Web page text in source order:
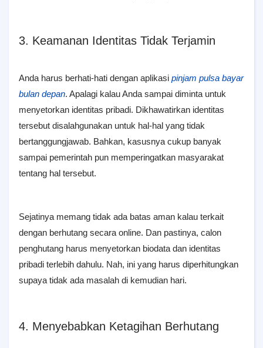
3. Keamanan Identitas Tidak Terjamin
Anda harus berhati-hati dengan aplikasi pinjam pulsa bayar
bulan depan. Apalagi kalau Anda sampai diminta untuk
menyetorkan identitas pribadi. Dikhawatirkan identitas
tersebut disalahgunakan untuk hal-hal yang tidak
bertanggungjawab. Bahkan, kasusnya cukup banyak
sampai pemerintah pun memperingatkan masyarakat
tentang hal tersebut.
Sejatinya memang tidak ada batas aman kalau terkait
dengan berhutang secara online. Dan pastinya, calon
penghutang harus menyetorkan biodata dan identitas
pribadi terlebih dahulu. Nah, ini yang harus diperhitungkan
supaya tidak ada masalah di kemudian hari.
4. Menyebabkan Ketagihan Berhutang